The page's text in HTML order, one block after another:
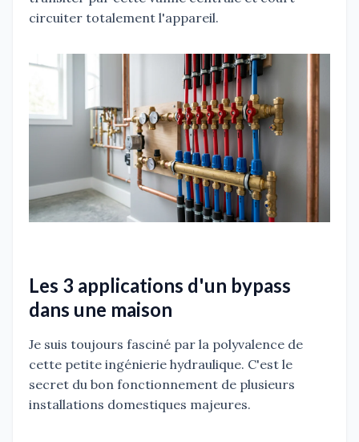
circuiter totalement l'appareil.
Les 3 applications d'un bypass
dans une maison
Je suis toujours fasciné par la polyvalence de
cette petite ingénierie hydraulique. C'est le
secret du bon fonctionnement de plusieurs
installations domestiques majeures.